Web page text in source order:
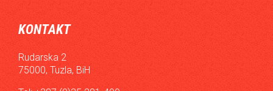
KONTAKT
Rudarska 2
75000, Tuzla, BiH